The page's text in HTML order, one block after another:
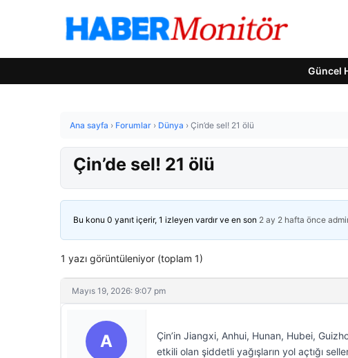
Güncel
Ana sayfa › Forumlar › Dünya › Çin’de sel! 21 ölü
Çin’de sel! 21 ölü
Bu konu 0 yanıt içerir, 1 izleyen vardır ve en son 2 ay 2 hafta önce
1 yazı görüntüleniyor (toplam 1)
Mayıs 19, 2026: 9:07 pm
A
Çin’in Jiangxi, Anhui, Hunan, Hubei,
etkili olan şiddetli yağışların yol açtığı